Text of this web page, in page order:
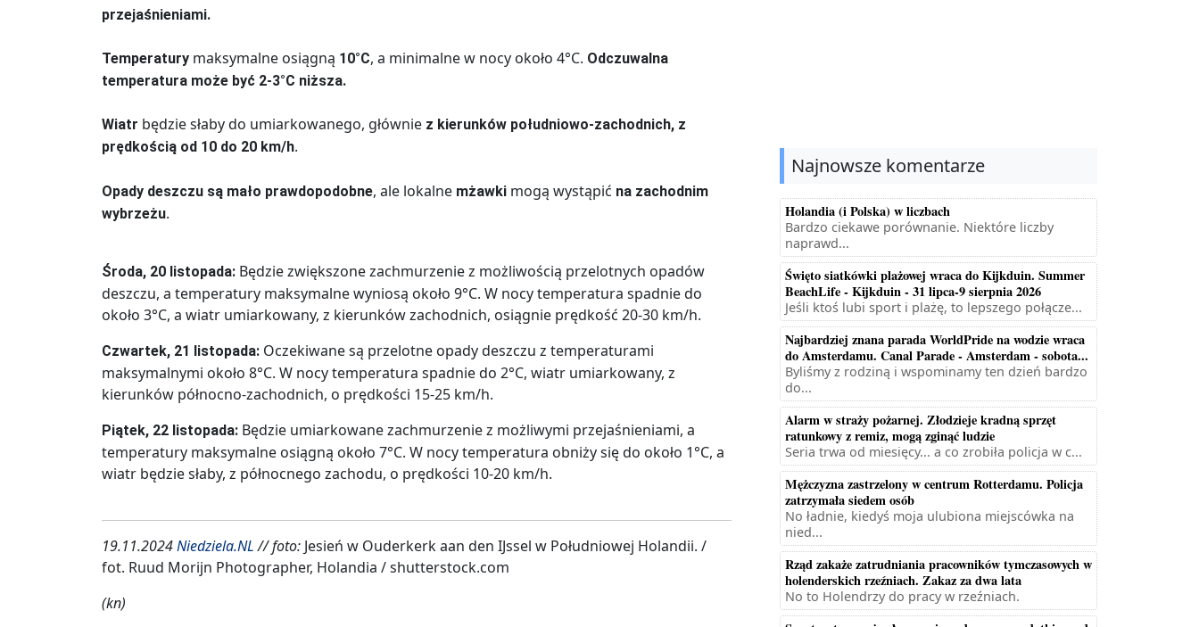
przejaśnieniami.
Temperatury maksymalne osiągną 10°C, a minimalne w nocy około 4°C. Odczuwalna
temperatura może być 2-3°C niższa.
Wiatr będzie słaby do umiarkowanego, głównie z kierunków południowo-zachodnich, z
prędkością od 10 do 20 km/h.
Opady deszczu są mało prawdopodobne, ale lokalne mżawki mogą wystąpić na zachodnim
wybrzeżu.
Środa, 20 listopada: Będzie zwiększone zachmurzenie z możliwością przelotnych opadów
deszczu, a temperatury maksymalne wyniosą około 9°C. W nocy temperatura spadnie do
około 3°C, a wiatr umiarkowany, z kierunków zachodnich, osiągnie prędkość 20-30 km/h.
Czwartek, 21 listopada: Oczekiwane są przelotne opady deszczu z temperaturami
maksymalnymi około 8°C. W nocy temperatura spadnie do 2°C, wiatr umiarkowany, z
kierunków północno-zachodnich, o prędkości 15-25 km/h.
Piątek, 22 listopada: Będzie umiarkowane zachmurzenie z możliwymi przejaśnieniami, a
temperatury maksymalne osiągną około 7°C. W nocy temperatura obniży się do około 1°C, a
wiatr będzie słaby, z północnego zachodu, o prędkości 10-20 km/h.
19.11.2024Niedziela.NL// foto: Jesień w Ouderkerk aan den IJssel w Południowej Holandii. /
fot. Ruud Morijn Photographer, Holandia / shutterstock.com
(kn)
Najnowsze komentarze
Holandia (i Polska) w liczbach
Bardzo ciekawe porównanie. Niektóre liczby
naprawd...
Święto siatkówki plażowej wraca do Kijkduin. Summer
BeachLife - Kijkduin - 31 lipca-9 sierpnia 2026
Jeśli ktoś lubi sport i plażę, to lepszego połącze...
Najbardziej znana parada WorldPride na wodzie wraca
do Amsterdamu. Canal Parade - Amsterdam - sobota...
Byliśmy z rodziną i wspominamy ten dzień bardzo
do...
Alarm w straży pożarnej. Złodzieje kradną sprzęt
ratunkowy z remiz, mogą zginąć ludzie
Seria trwa od miesięcy... a co zrobiła policja w c...
Mężczyzna zastrzelony w centrum Rotterdamu. Policja
zatrzymała siedem osób
No ładnie, kiedyś moja ulubiona miejscówka na
nied...
Rząd zakaże zatrudniania pracowników tymczasowych w
holenderskich rzeźniach. Zakaz za dwa lata
No to Holendrzy do pracy w rzeźniach.